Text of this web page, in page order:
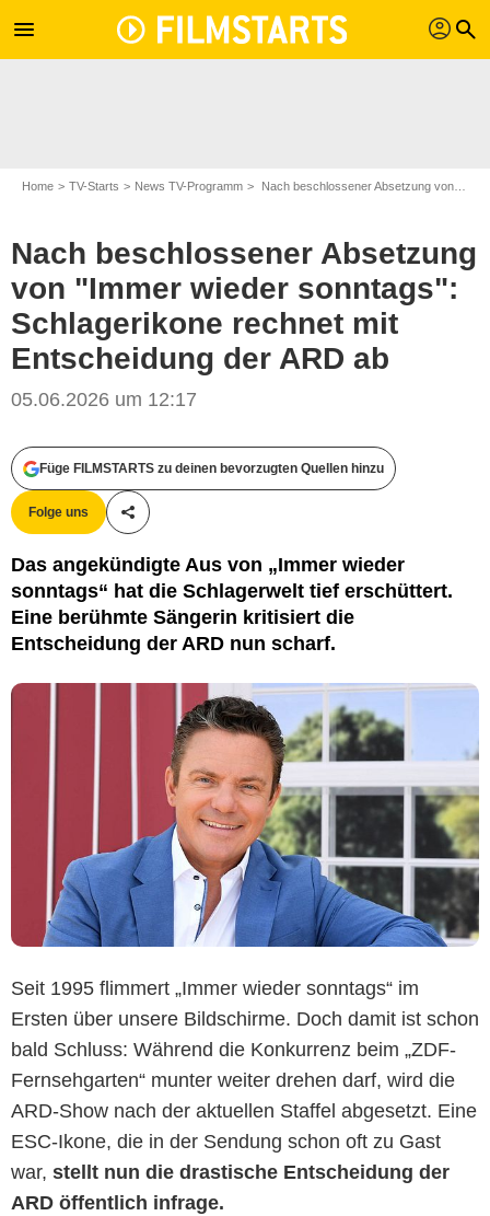
menu profil search
Home TV-Starts News TV-Programm Nach beschlossener Absetzung von "Immer wieder sonntags": Schlagerikone rechnet mit Entscheidung der ARD ab
Nach beschlossener Absetzung
von "Immer wieder sonntags":
Schlagerikone rechnet mit
Entscheidung der ARD ab
05.06.2026 um 12:17
Füge FILMSTARTS zu deinen bevorzugten Quellen hinzu
Folge uns
Teile diesen Artikel
Das angekündigte Aus von „Immer wieder
sonntags“ hat die Schlagerwelt tief erschüttert.
Eine berühmte Sängerin kritisiert die
Entscheidung der ARD nun scharf.
Seit 1995 flimmert „Immer wieder sonntags“ im
Ersten über unsere Bildschirme. Doch damit ist schon
bald Schluss: Während die Konkurrenz beim „ZDF-
Fernsehgarten“ munter weiter drehen darf, wird die
ARD-Show nach der aktuellen Staffel abgesetzt. Eine
ESC-Ikone, die in der Sendung schon oft zu Gast
war, stellt nun die drastische Entscheidung der
ARD öffentlich infrage.